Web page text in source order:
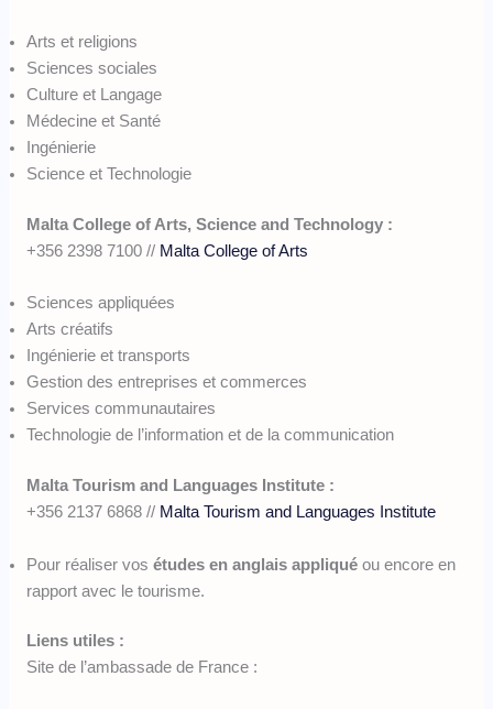
Arts et religions
Sciences sociales
Culture et Langage
Médecine et Santé
Ingénierie
Science et Technologie
Malta College of Arts, Science and Technology :
+356 2398 7100 // Malta College of Arts
Sciences appliquées
Arts créatifs
Ingénierie et transports
Gestion des entreprises et commerces
Services communautaires
Technologie de l’information et de la communication
Malta Tourism and Languages Institute :
+356 2137 6868 // Malta Tourism and Languages Institute
Pour réaliser vos études en anglais appliquéou encore en
rapport avec le tourisme.
Liens utiles :
Site de l’ambassade de France :